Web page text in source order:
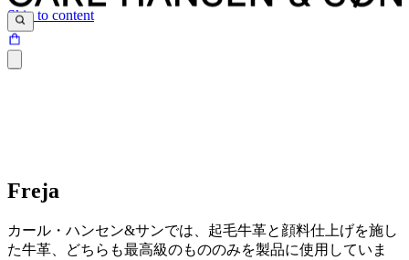
Skip to content
Freja
カール・ハンセン&サンでは、起毛牛革と顔料仕上げを施し
た牛革、どちらも最高級のもののみを製品に使用していま